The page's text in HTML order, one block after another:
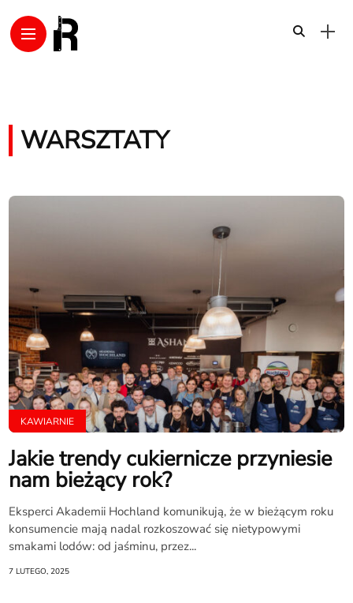
WARSZTATY
KAWIARNIE
Jakie trendy cukiernicze przyniesie
nam bieżący rok?
Eksperci Akademii Hochland komunikują, że w bieżącym roku
konsumencie mają nadal rozkoszować się nietypowymi
smakami lodów: od jaśminu, przez...
7 LUTEGO, 2025